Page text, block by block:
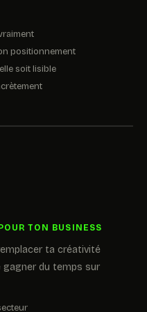
positionnement
soit lisible
TON BUSINESS
ta créativité
du temps sur